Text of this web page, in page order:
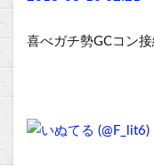
喜べガチ勢GCコン